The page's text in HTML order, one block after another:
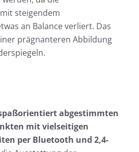
steigendem
an Balance verliert. Das
prägnanteren Abbildung
abgestimmten
mit vielseitigen
per Bluetooth und 2,4-